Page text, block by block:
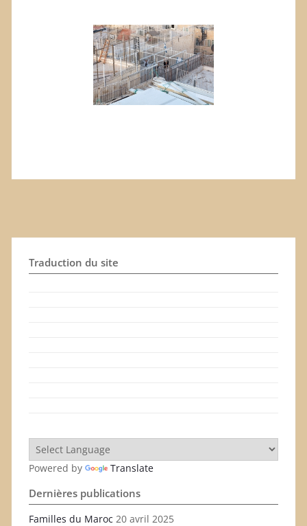
Traduction du site
Powered by Translate
Dernières publications
Familles du Maroc 20 avril 2025